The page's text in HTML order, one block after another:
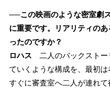
──この映画のような密室劇
に重要です。リアリティの
ったのですか？
ロハス 二人のバックストー
ていくような構成を、最初
すぐに審査室へ二人が連れ